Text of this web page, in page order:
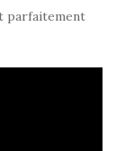
parfaitement